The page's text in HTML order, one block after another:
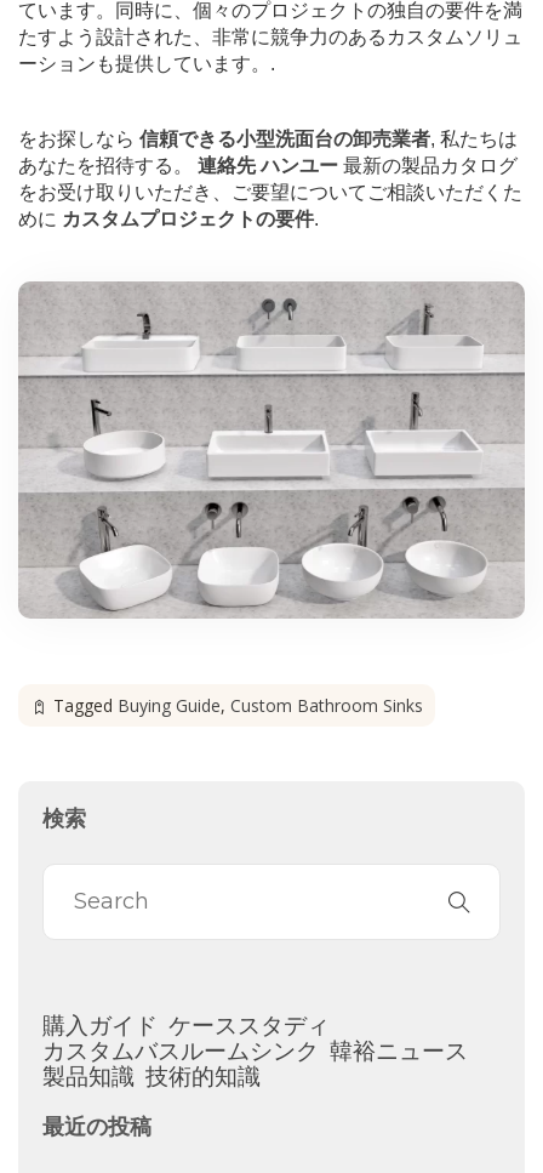
ています。同時に、個々のプロジェクトの独自の要件を満
たすよう設計された、非常に競争力のあるカスタムソリュ
ーションも提供しています。.
をお探しなら 信頼できる小型洗面台の卸売業者, 私たちは
あなたを招待する。 連絡先 ハンユー 最新の製品カタログ
をお受け取りいただき、ご要望についてご相談いただくた
めに カスタムプロジェクトの要件.
Tagged Buying Guide, Custom Bathroom Sinks
検索
購入ガイド ケーススタディ
カスタムバスルームシンク 韓裕ニュース
製品知識 技術的知識
最近の投稿